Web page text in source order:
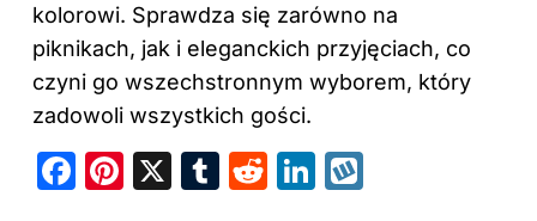
kolorowi. Sprawdza się zarówno na
piknikach, jak i eleganckich przyjęciach, co
czyni go wszechstronnym wyborem, który
zadowoli wszystkich gości.
F
Pi X
T
R
Li